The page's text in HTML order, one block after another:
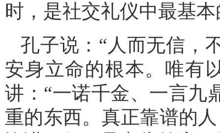
时，是社交礼仪中最基
孔子说：“人而无信，
安身立命的根本。唯有
讲：“一诺千金、一言九
重的东西。真正靠谱的